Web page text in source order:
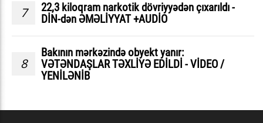
7
22,3 kiloqram narkotik dövriyyədən çıxarıldı -
DİN-dən ƏMƏLİYYAT +AUDİO
8
Bakının mərkəzində obyekt yanır:
VƏTƏNDAŞLAR TƏXLİYƏ EDİLDİ - VİDEO /
YENİLƏNİB